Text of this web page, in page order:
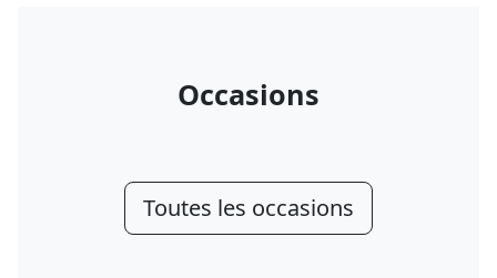
Occasions
Toutes les occasions